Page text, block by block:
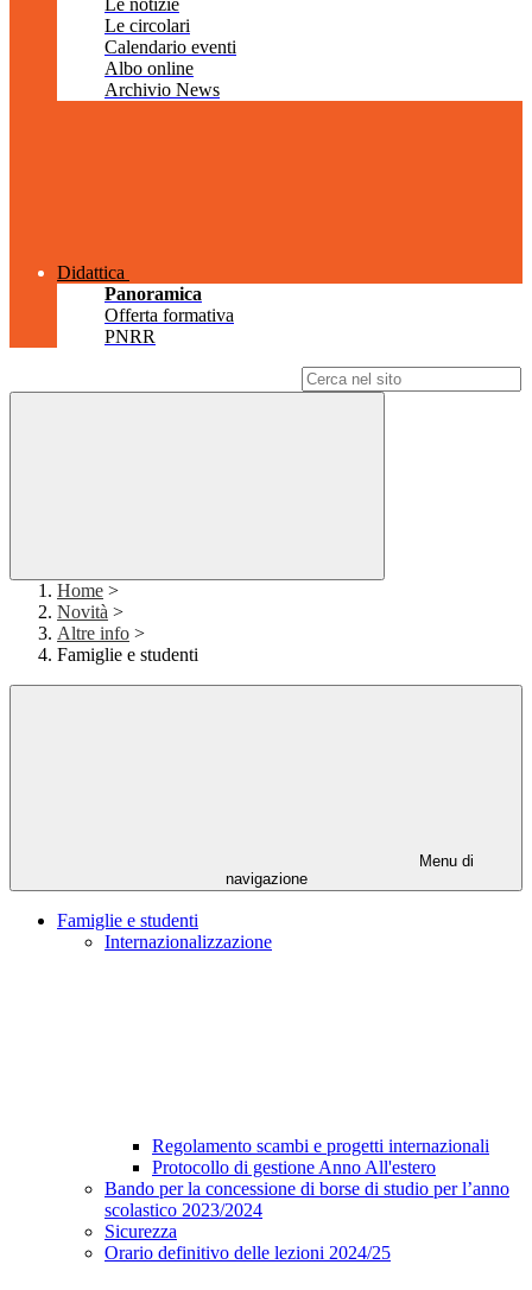
Le notizie
Le circolari
Calendario eventi
Albo online
Archivio News
Didattica
Panoramica
Offerta formativa
PNRR
Home >
Novità >
Altre info >
Famiglie e studenti
Menu di
navigazione
Famiglie e studenti
Internazionalizzazione
Regolamento scambi e progetti internazionali
Protocollo di gestione Anno All'estero
Bando per la concessione di borse di studio per l’anno
scolastico 2023/2024
Sicurezza
Orario definitivo delle lezioni 2024/25